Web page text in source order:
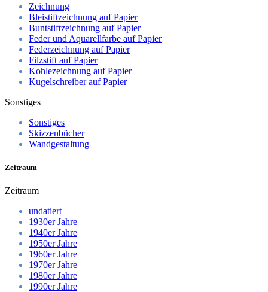
Zeichnung
Bleistiftzeichnung auf Papier
Buntstiftzeichnung auf Papier
Feder und Aquarellfarbe auf Papier
Federzeichnung auf Papier
Filzstift auf Papier
Kohlezeichnung auf Papier
Kugelschreiber auf Papier
Sonstiges
Sonstiges
Skizzenbücher
Wandgestaltung
Zeitraum
Zeitraum
undatiert
1930er Jahre
1940er Jahre
1950er Jahre
1960er Jahre
1970er Jahre
1980er Jahre
1990er Jahre